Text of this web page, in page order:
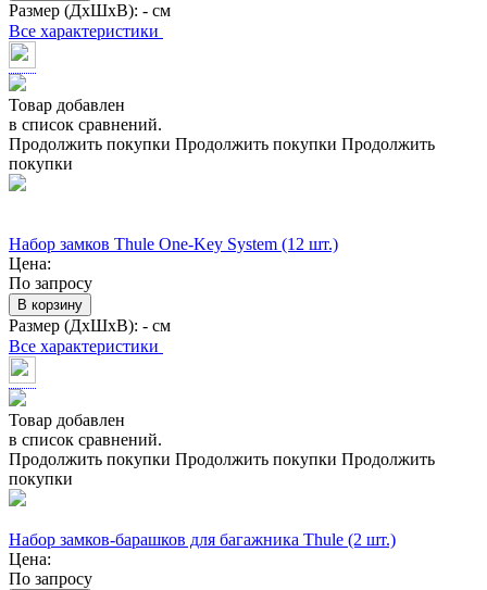
Размер (ДхШхВ): - см
Все характеристики
Товар добавлен
в список сравнений.
Продолжить покупки Продолжить покупки Продолжить
покупки
Набор замков Thule One-Key System (12 шт.)
Цена:
По запросу
В корзину
Размер (ДхШхВ): - см
Все характеристики
Товар добавлен
в список сравнений.
Продолжить покупки Продолжить покупки Продолжить
покупки
Набор замков-барашков для багажника Thule (2 шт.)
Цена:
По запросу